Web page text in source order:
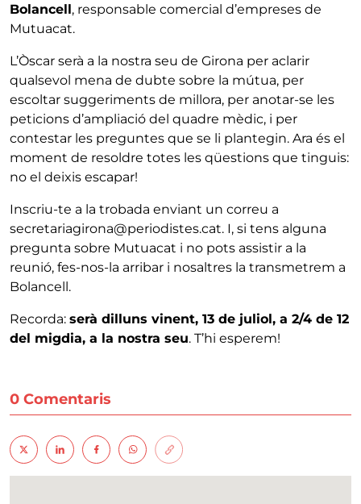
Bolancell, responsable comercial d’empreses de
Mutuacat.
L’Òscar serà a la nostra seu de Girona per aclarir
qualsevol mena de dubte sobre la mútua, per
escoltar suggeriments de millora, per anotar-se les
peticions d’ampliació del quadre mèdic, i per
contestar les preguntes que se li plantegin. Ara és el
moment de resoldre totes les qüestions que tinguis:
no el deixis escapar!
Inscriu-te a la trobada enviant un correu a
secretariagirona@periodistes.cat. I, si tens alguna
pregunta sobre Mutuacat i no pots assistir a la
reunió, fes-nos-la arribar i nosaltres la transmetrem a
Bolancell.
Recorda: serà dilluns vinent, 13 de juliol, a 2/4 de 12
del migdia, a la nostra seu. T’hi esperem!
0 Comentaris